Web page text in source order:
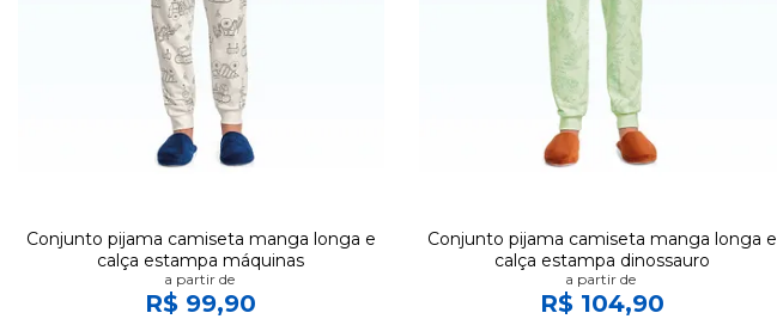
Conjunto pijama camiseta manga longa e
calça estampa máquinas
a partir de
R$ 99,90
Conjunto pijama camiseta manga longa e
calça estampa dinossauro
a partir de
R$ 104,90